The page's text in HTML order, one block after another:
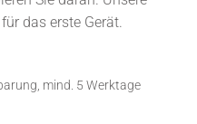
das erste Gerät.
mind. 5 Werktage